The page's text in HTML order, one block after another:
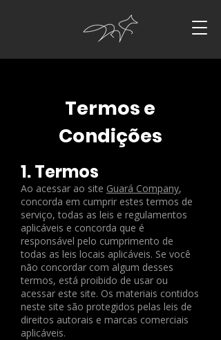
Termos e
Condições
1. Termos
Ao acessar ao site Guará Company,
concorda em cumprir estes termos de
serviço, todas as leis e regulamentos
aplicáveis ​​e concorda que é
responsável pelo cumprimento de
todas as leis locais aplicáveis. Se você
não concordar com algum desses
termos, está proibido de usar ou
acessar este site. Os materiais contidos
neste site são protegidos pelas leis de
direitos autorais e marcas comerciais
aplicáveis.